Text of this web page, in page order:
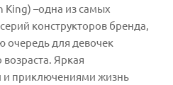
King) –одна из самых
конструкторов бренда,
очередь для девочек
Яркая
и приключениями жизнь